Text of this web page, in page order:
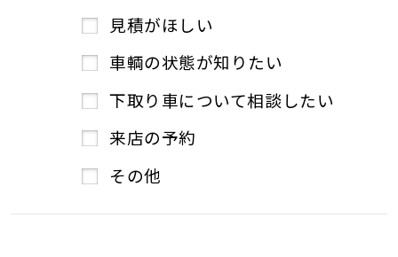
見積がほしい
車輌の状態が知りたい
下取り車について相談したい
来店の予約
その他